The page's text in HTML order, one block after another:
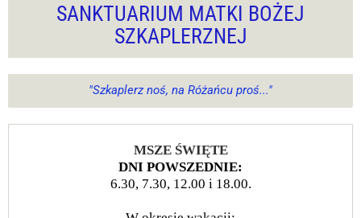
SANKTUARIUM MATKI BOŻEJ
SZKAPLERZNEJ
"Szkaplerz noś, na Różańcu proś..."
MSZE ŚWIĘTE
DNI POWSZEDNIE:
6.30, 7.30, 12.00 i 18.00.